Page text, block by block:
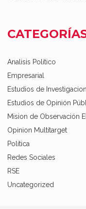
Analisis Politico
Empresarial
Estudios de Investigacion
Estudios de Opinión
Mision de Observación
Opinion Multitarget
Política
Redes Sociales
RSE
Uncategorized